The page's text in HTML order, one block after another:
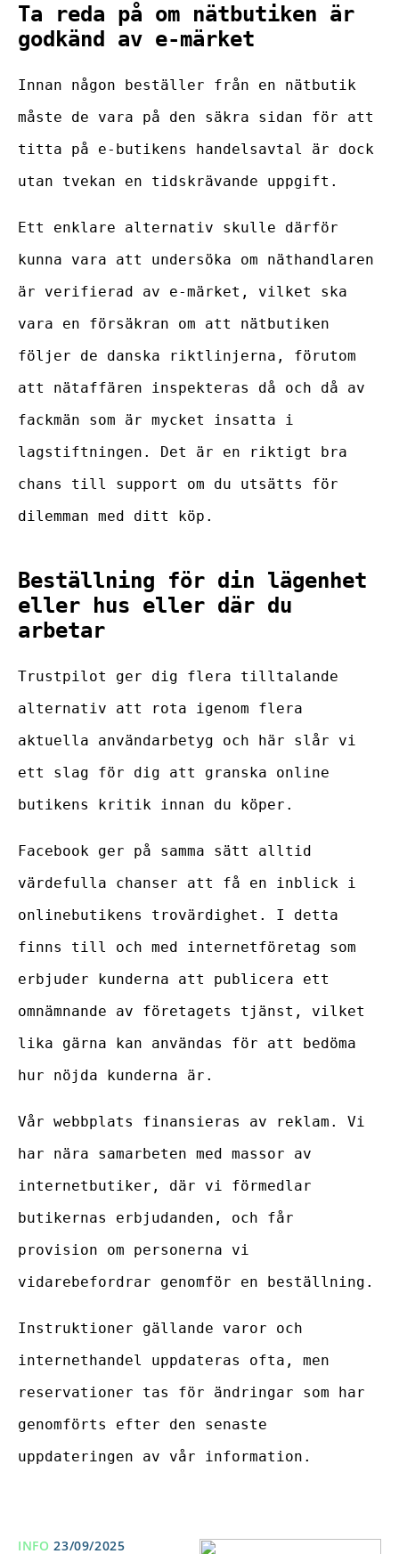
Ta reda på om nätbutiken är
godkänd av e-märket
Innan någon beställer från en nätbutik
måste de vara på den säkra sidan för att
titta på e-butikens handelsavtal är dock
utan tvekan en tidskrävande uppgift.
Ett enklare alternativ skulle därför
kunna vara att undersöka om näthandlaren
är verifierad av e-märket, vilket ska
vara en försäkran om att nätbutiken
följer de danska riktlinjerna, förutom
att nätaffären inspekteras då och då av
fackmän som är mycket insatta i
lagstiftningen. Det är en riktigt bra
chans till support om du utsätts för
dilemman med ditt köp.
Beställning för din lägenhet
eller hus eller där du
arbetar
Trustpilot ger dig flera tilltalande
alternativ att rota igenom flera
aktuella användarbetyg och här slår vi
ett slag för dig att granska online
butikens kritik innan du köper.
Facebook ger på samma sätt alltid
värdefulla chanser att få en inblick i
onlinebutikens trovärdighet. I detta
finns till och med internetföretag som
erbjuder kunderna att publicera ett
omnämnande av företagets tjänst, vilket
lika gärna kan användas för att bedöma
hur nöjda kunderna är.
Vår webbplats finansieras av reklam. Vi
har nära samarbeten med massor av
internetbutiker, där vi förmedlar
butikernas erbjudanden, och får
provision om personerna vi
vidarebefordrar genomför en beställning.
Instruktioner gällande varor och
internethandel uppdateras ofta, men
reservationer tas för ändringar som har
genomförts efter den senaste
uppdateringen av vår information.
INFO 23/09/2025